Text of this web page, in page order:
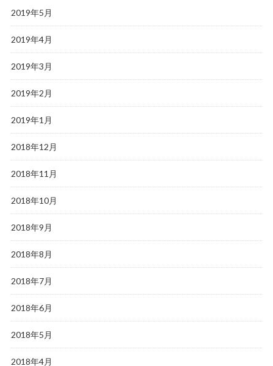
2019年5月
2019年4月
2019年3月
2019年2月
2019年1月
2018年12月
2018年11月
2018年10月
2018年9月
2018年8月
2018年7月
2018年6月
2018年5月
2018年4月